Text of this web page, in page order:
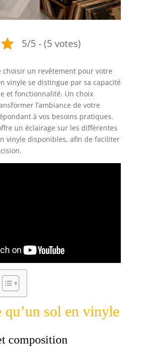
5/5 - (5 votes)
choisir un revêtement pour votre
vinyle se distingue par sa capacité
et fonctionnalité. Un choix
l’ambiance de votre
à vos besoins pratiques.
un éclairage sur les différentes
vinyle disponibles, afin de faciliter
qu’un sol en vinyle
composition